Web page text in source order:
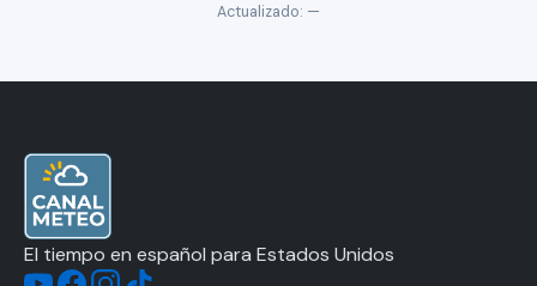
Actualizado: —
El tiempo en español para Estados Unidos